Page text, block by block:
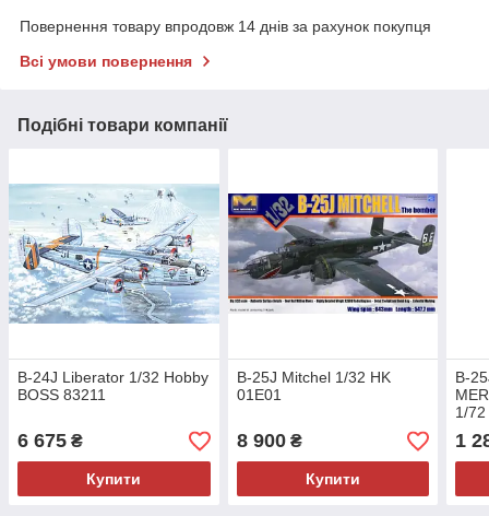
Повернення товару впродовж 14 днів за рахунок покупця
Всі умови повернення
Подібні товари компанії
B-24J Liberator 1/32 Hobby
BOSS 83211
6 675 ₴
Купити
B-25J Mitchel 1/32 HK
01E01
8 900₴
Купити
B-
1/
1